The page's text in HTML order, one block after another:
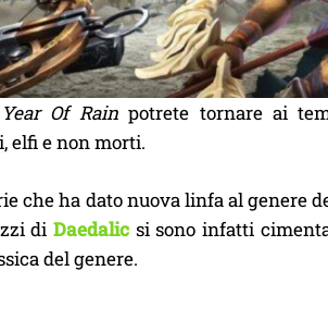
Of Rainpotrete tornare ai
elfi e non morti.
che ha dato nuova linfa al genere
diDaedalic si sono infatti
del genere.